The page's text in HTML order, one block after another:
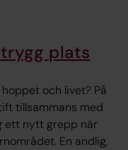
plats
och livet? På
tillsammans med
ett nytt grepp när
En andlig,